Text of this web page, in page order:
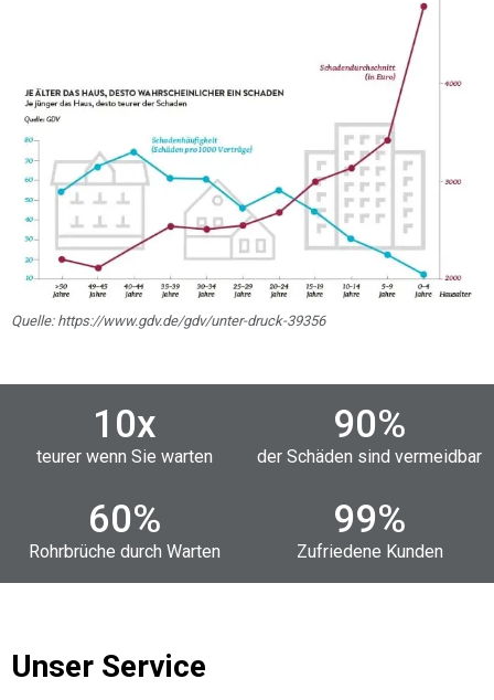
Quelle: https://www.gdv.de/gdv/unter-druck-39356
10x
teurer wenn Sie warten
90%
der Schäden sind vermeidbar
60%
Rohrbrüche durch Warten
99%
Zufriedene Kunden
Unser Service